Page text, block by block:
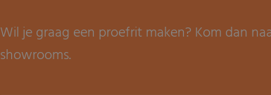
Wil je graag een proefrit maken? Kom dan
showrooms.